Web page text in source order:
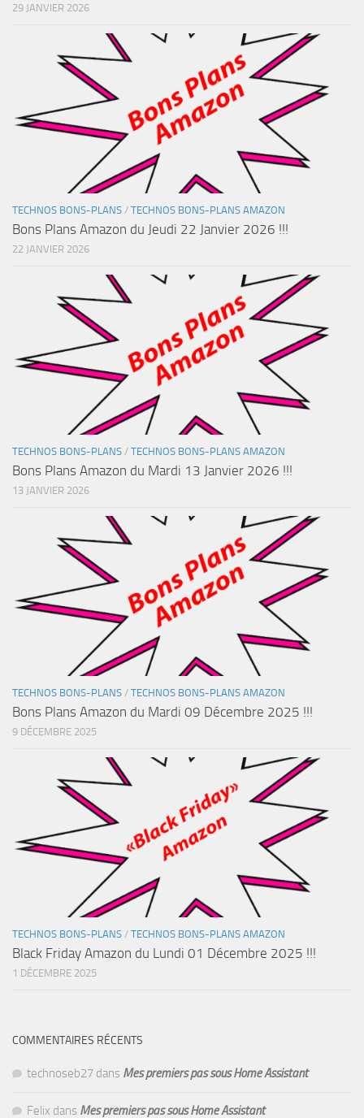
29 JANVIER 2026
TECHNOS BONS-PLANS / TECHNOS BONS-PLANS AMAZON
Bons Plans Amazon du Jeudi 22 Janvier 2026 !!!
22 JANVIER 2026
TECHNOS BONS-PLANS / TECHNOS BONS-PLANS AMAZON
Bons Plans Amazon du Mardi 13 Janvier 2026 !!!
13 JANVIER 2026
TECHNOS BONS-PLANS / TECHNOS BONS-PLANS AMAZON
Bons Plans Amazon du Mardi 09 Décembre 2025 !!!
9 DÉCEMBRE 2025
TECHNOS BONS-PLANS / TECHNOS BONS-PLANS AMAZON
Black Friday Amazon du Lundi 01 Décembre 2025 !!!
1 DÉCEMBRE 2025
COMMENTAIRES RÉCENTS
technoseb27 dans Mes premiers pas sous Home Assistant
Felix dans Mes premiers pas sous Home Assistant